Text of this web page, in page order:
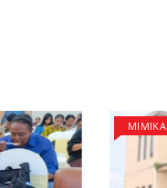
MIMIKA